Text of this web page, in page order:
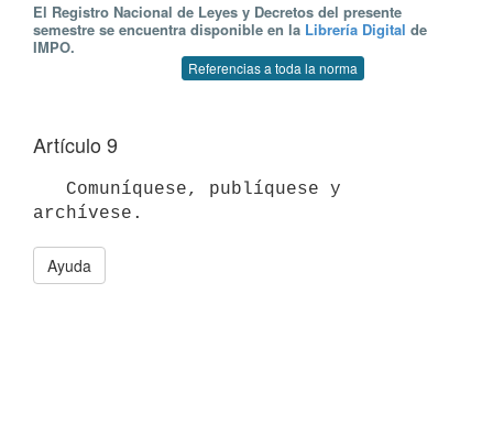
El Registro Nacional de Leyes y Decretos del presente
semestre se encuentra disponible en la Librería Digital de
IMPO.
Referencias a toda la norma
Artículo 9
Ayuda